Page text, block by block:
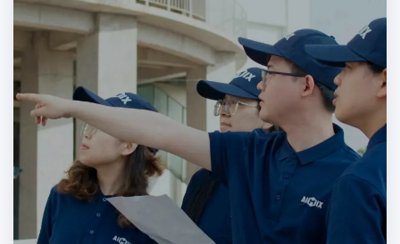
dikontrol dalam waktu 5 jam, yang sepenuhnya
menunjukkan ketangkasan layanan dan kualitas produk
kami. Kami secara teratur melakukan evaluasi kinerja
produk dan berkomitmen untuk memberikan jaminan
kualitas berkelanjutan kepada pelanggan dan
memastikan pengembalian investasi mereka melalui
peningkatan dan inovasi berkelanjutan.